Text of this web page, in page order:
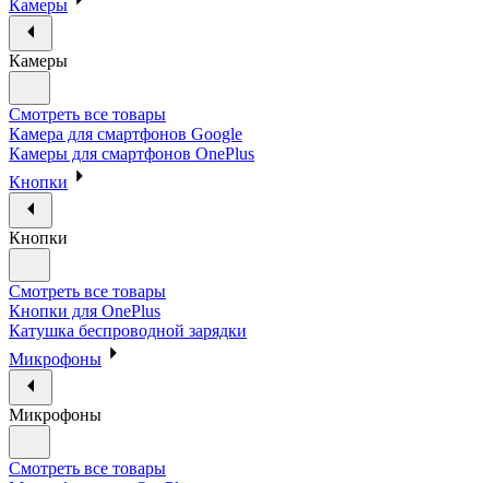
Камеры
Камеры
Смотреть все товары
Камера для смартфонов Google
Камеры для смартфонов OnePlus
Кнопки
Кнопки
Смотреть все товары
Кнопки для OnePlus
Катушка беспроводной зарядки
Микрофоны
Микрофоны
Смотреть все товары